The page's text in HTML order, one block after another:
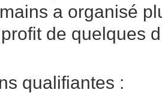
a organisé
de quelques
qualifiantes :